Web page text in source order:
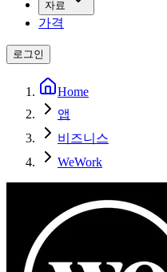
자료
가격
로그인
Home
앱
비즈니스
WeWork